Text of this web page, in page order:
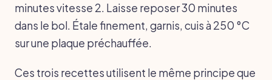
minutes vitesse 2. Laisse reposer 30 minutes
dans le bol. Étale finement, garnis, cuis à 250 °C
sur une plaque préchauffée.
Ces trois recettes utilisent le même principe que